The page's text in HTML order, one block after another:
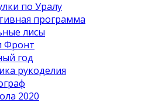
по Уралу
программа
лисы
Фронт
год
рукоделия
2020